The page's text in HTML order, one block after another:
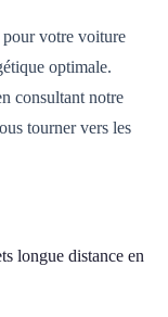
pour votre voiture
optimale.
consultant notre
tourner vers les
longue distance en